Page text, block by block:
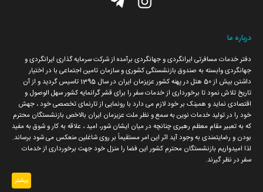
نشریه الکترونیک
تیزرهای ما
تماس با ما
درباره ما
دفتر خدمات مسافرتی ایرانگردی و جهانگردی برآمده از شرکت سرمایه گذاری ایرانگردی و
جهانگردی وابسته به صندوق بازنشستگی کشوری و سازمان تامین اجتماعی با در اختیار
داشتن بیش از 50 هتل در پهنه کشور عزیزمان ایران در سال 1395 تاسیس گردید و از آن
تاریخ تلاش نمود تا برخورداری از خدمات سفر را برای قشر گرانمایه کشور سهل الوصول و
اقتصادی نماید و همینک بر خود لازم می دارد با رونمایی از تارنمای تخصصی خود ، جهش
خود را در تولید خدمات نوین به سمع و نظر ملت عزیزمان ایران بالاخص بازنشستگان محترم
که به تعبیر مقام معظم رهبری چنانچه در میان ایشان شور، امید ، علاقه به کار و شوق به مفید
بودن و رضایتمندی به وجود آید اثر این امر مستقیماً بر روی شاغلین منعکس می شود برساند.
لذا امیدواریم بازنشستگان محترم کشور این فضا را منزل خود جهت برخورداری از خدمات
سفر در نظر گیرند.
بیشتر